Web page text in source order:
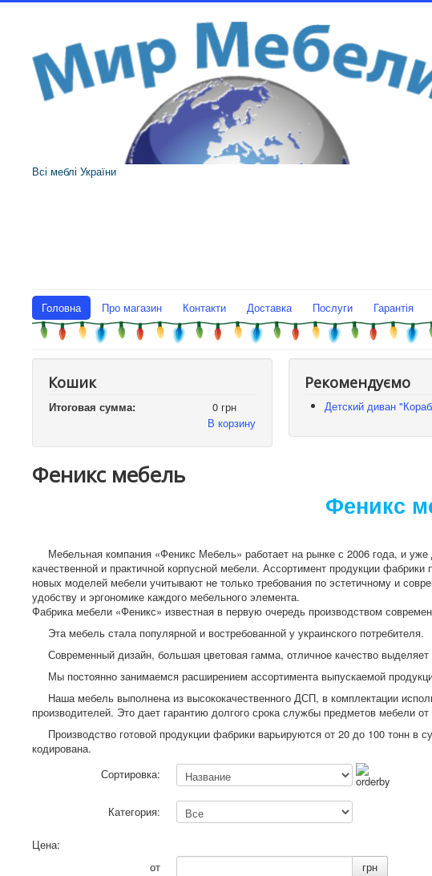
Всі меблі України
Головна Про магазин Контакти Доставка Послуги Гарантія
Кошик
Итоговая сумма:
0 грн
В корзину
Рекомендуємо
Детский диван
Феникс мебель
Феникс
Мебельная компания «Феникс Мебель» работает на рынке с 2006 года, и
качественной и практичной корпусной мебели. Ассортимент продукции
новых моделей мебели учитывают не только требования по эстетичному и
удобству и эргономике каждого мебельного элемента.
Фабрика мебели «Феникс» известная в первую очередь производством
Эта мебель стала популярной и востребованной у украинского потребителя.
Современный дизайн, большая цветовая гамма, отличное качество
Мы постоянно занимаемся расширением ассортимента выпускаемой
Наша мебель выполнена из высококачественного ДСП, в комплектации
производителей. Это дает гарантию долгого срока службы предметов мебели
Производство готовой продукции фабрики варьируются от 20 до 100 тонн в
кодирована.
Сортировка:
Категория:
Цена:
от
грн